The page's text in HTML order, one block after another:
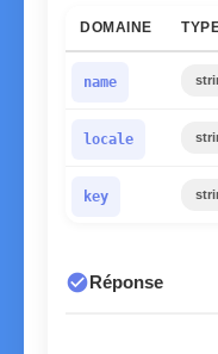
DOMAINE
name
locale
key
check_circleRéponse